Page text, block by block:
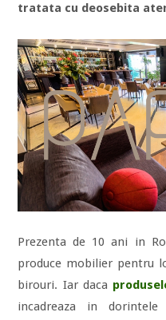
tratata cu deosebita
Prezenta de 10 ani in
produce mobilier pentru
birouri. Iar daca
incadreaza in